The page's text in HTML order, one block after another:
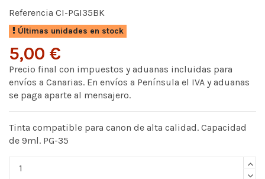
Referencia CI-PGI35BK
Últimas unidades en stock
5,00 €
Precio final con impuestos y aduanas incluidas para
envíos a Canarias. En envíos a Península el IVA y aduanas
se paga aparte al mensajero.
Tinta compatible para canon de alta calidad. Capacidad
de 9ml. PG-35